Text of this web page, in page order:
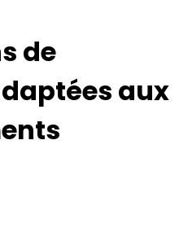
de
aux